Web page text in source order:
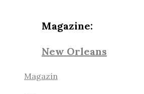
Magazine:
New Orleans
Magazín